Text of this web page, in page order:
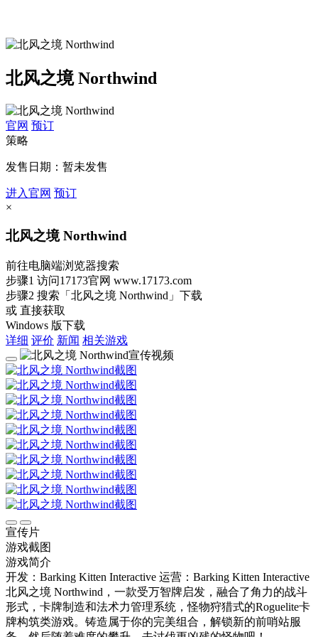
北风之境 Northwind
官网 预订
策略
发售日期：暂未发售
进入官网 预订
×
北风之境 Northwind
前往电脑端浏览器搜索
步骤1 访问17173官网 www.17173.com
步骤2 搜索 「北风之境 Northwind」 下载
或 直接获取
Windows 版下载
详细 评价 新闻 相关游戏
宣传片
游戏截图
游戏简介
开发：Barking Kitten Interactive 运营：Barking Kitten Interactive
北风之境 Northwind，一款受万智牌启发，融合了角力的战斗
形式，卡牌制造和法术力管理系统，怪物狩猎式的Roguelite卡
牌构筑类游戏。铸造属于你的完美组合，解锁新的前哨站服